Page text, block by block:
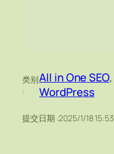
类别
:
All in One SEO,
WordPress
提交日期 :2025/1/18 15:53